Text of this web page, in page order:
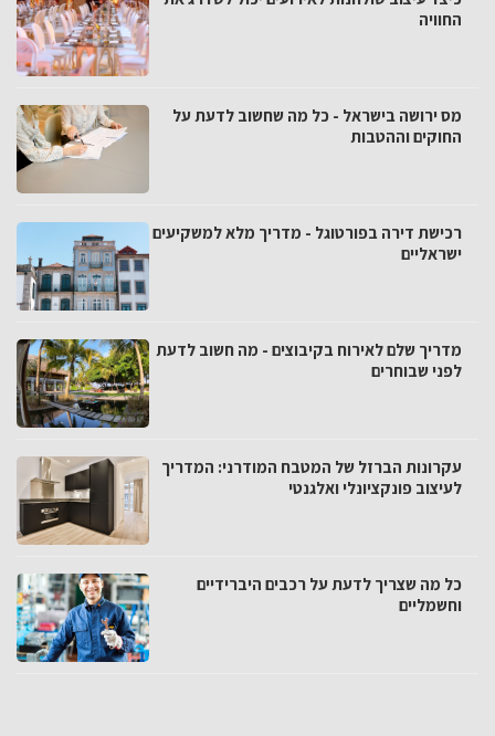
החוויה
מס ירושה בישראל - כל מה שחשוב לדעת על
החוקים וההטבות
רכישת דירה בפורטוגל - מדריך מלא למשקיעים
ישראליים
מדריך שלם לאירוח בקיבוצים - מה חשוב לדעת
לפני שבוחרים
עקרונות הברזל של המטבח המודרני: המדריך
לעיצוב פונקציונלי ואלגנטי
כל מה שצריך לדעת על רכבים היברידיים
וחשמליים